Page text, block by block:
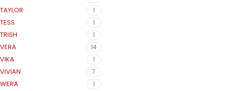
TAYLOR 1
TESS 1
TRISH 1
VERA 14
VIKA 1
VIVIAN 7
WERA 1